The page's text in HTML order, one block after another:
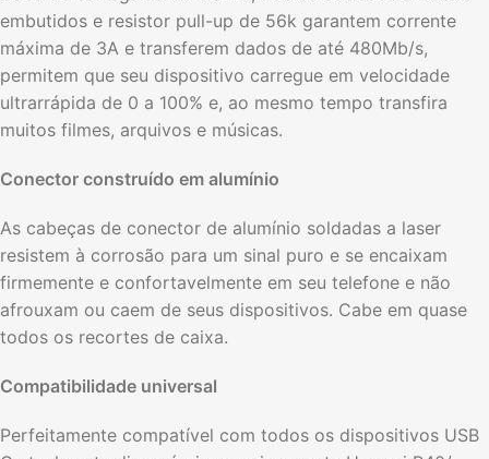
embutidos e resistor pull-up de 56k garantem corrente
máxima de 3A e transferem dados de até 480Mb/s,
permitem que seu dispositivo carregue em velocidade
ultrarrápida de 0 a 100% e, ao mesmo tempo transfira
muitos filmes, arquivos e músicas.
Conector construído em alumínio
As cabeças de conector de alumínio soldadas a laser
resistem à corrosão para um sinal puro e se encaixam
firmemente e confortavelmente em seu telefone e não
afrouxam ou caem de seus dispositivos. Cabe em quase
todos os recortes de caixa.
Compatibilidade universal
Perfeitamente compatível com todos os dispositivos USB